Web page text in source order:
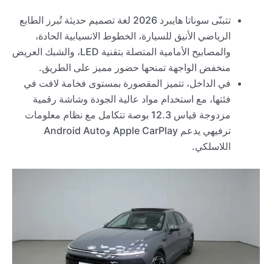
تتبنّى سوناتا هايبرد 2026 لغة تصميم حديثة تُبرز الطابع
الرياضي الأنيق للسيارة، الخطوط الانسيابية الحادة،
والمصابيح الأمامية المتصلة بتقنية LED، والشبك العريض
منخفض الواجهة تمنحها حضور مميز على الطريق.
في الداخل، تتميز المقصورة بمستوى فخامة لافت في
فئتها، مع استخدام مواد عالية الجودة وشاشة رقمية
مزدوجة قياس 12.3 بوصة تتكامل مع نظام معلومات
ترفيهي يدعم Apple CarPlay وAndroid Auto
اللاسلكي.